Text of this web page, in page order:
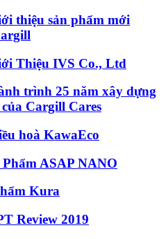
thiệu sản phẩm mới
Thiệu IVS Co., Ltd
trình 25 năm xây dựng
Cargill Cares
hoà KawaEco
ASAP NANO
Kura
Review 2019